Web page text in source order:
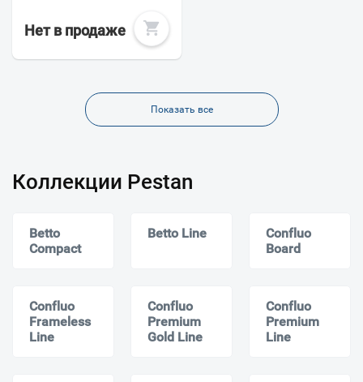
Нет в продаже
Показать все
Коллекции Pestan
Betto
Compact
Betto Line
Confluo
Board
Confluo
Frameless
Line
Confluo
Premium
Gold Line
Confluo
Premium
Line